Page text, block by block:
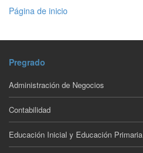
Página de inicio
Pregrado
Administración de Negocios
Contabilidad
Educación Inicial y Educación Primaria